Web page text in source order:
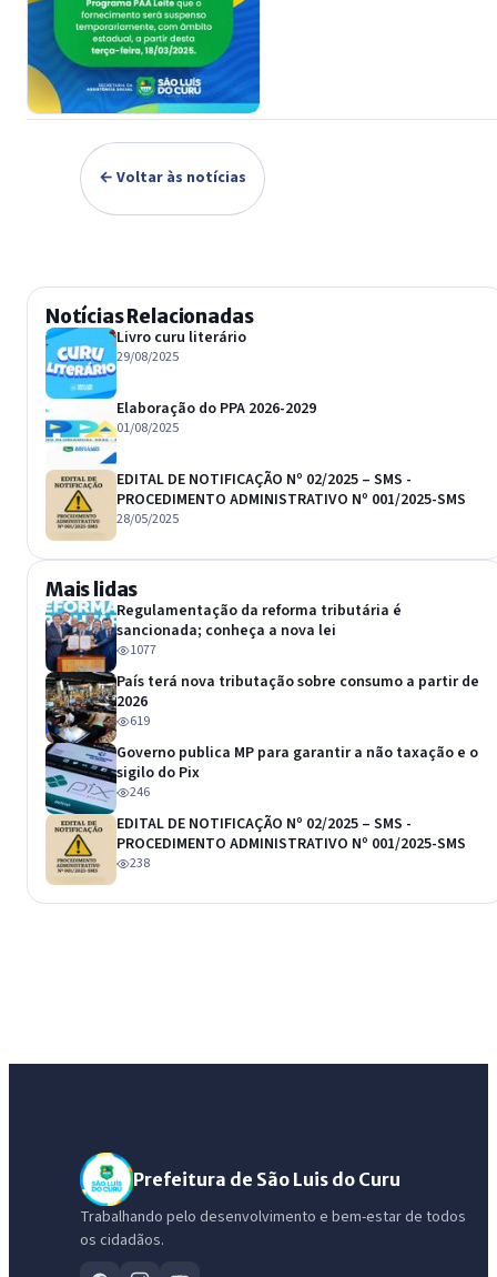
← Voltar às notícias
Notícias Relacionadas
Livro curu literário
29/08/2025
Elaboração do PPA 2026-2029
01/08/2025
EDITAL DE NOTIFICAÇÃO Nº 02/2025 – SMS -
PROCEDIMENTO ADMINISTRATIVO Nº 001/2025-SMS
28/05/2025
Mais lidas
Regulamentação da reforma tributária é
sancionada; conheça a nova lei
1077
País terá nova tributação sobre consumo a partir de
2026
619
Governo publica MP para garantir a não taxação e o
sigilo do Pix
246
EDITAL DE NOTIFICAÇÃO Nº 02/2025 – SMS -
PROCEDIMENTO ADMINISTRATIVO Nº 001/2025-SMS
238
Prefeitura de São Luis do Curu
Trabalhando pelo desenvolvimento e bem-estar de todos
os cidadãos.